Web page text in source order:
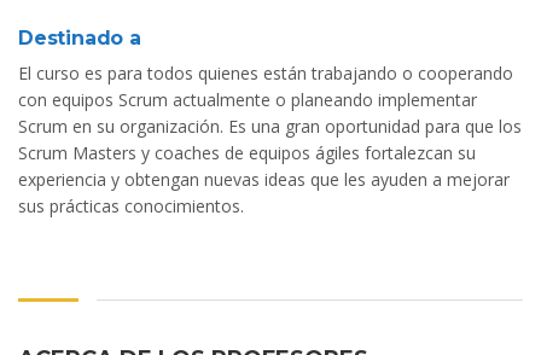
Destinado a
El curso es para todos quienes están trabajando o cooperando
con equipos Scrum actualmente o planeando implementar
Scrum en su organización. Es una gran oportunidad para que los
Scrum Masters y coaches de equipos ágiles fortalezcan su
experiencia y obtengan nuevas ideas que les ayuden a mejorar
sus prácticas conocimientos.